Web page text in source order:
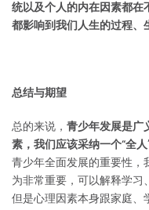
统以及个人的内在因素都在
都影响到我们人生的过程、
总结与期望
总的来说， 青少年发展是广
素，我们应该采纳一个“全
青少年全面发展的重要性，
为非常重要，可以解释学习
但是心理因素本身跟家庭、